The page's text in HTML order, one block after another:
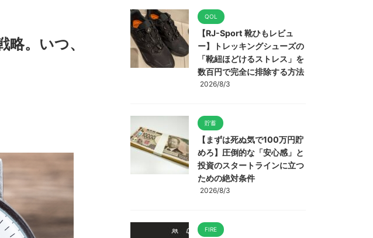
。いつ、
QOL
【RJ-Sport 靴ひもレビュ
ー】トレッキングシューズの
「靴紐ほどけるストレス」を
数百円で完全に排除する方法
2026/8/3
貯蓄
【まずは死ぬ気で100万円貯
めろ】圧倒的な「安心感」と
投資のスタートラインに立つ
ための絶対条件
2026/8/3
FIRE